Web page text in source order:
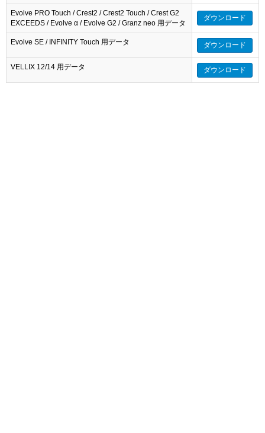
Evolve PRO Touch / Crest2 / Crest2 Touch / Crest G2
EXCEEDS / Evolve α / Evolve G2 / Granz neo 用データ
ダウンロード
Evolve SE / INFINITY Touch 用データ ダウンロード
VELLIX 12/14 用データ ダウンロード